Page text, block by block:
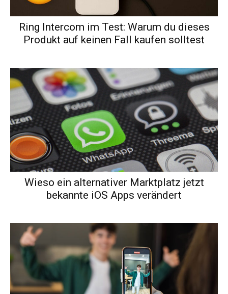
Ring Intercom im Test: Warum du dieses
Produkt auf keinen Fall kaufen solltest
Wieso ein alternativer Marktplatz jetzt
bekannte iOS Apps verändert